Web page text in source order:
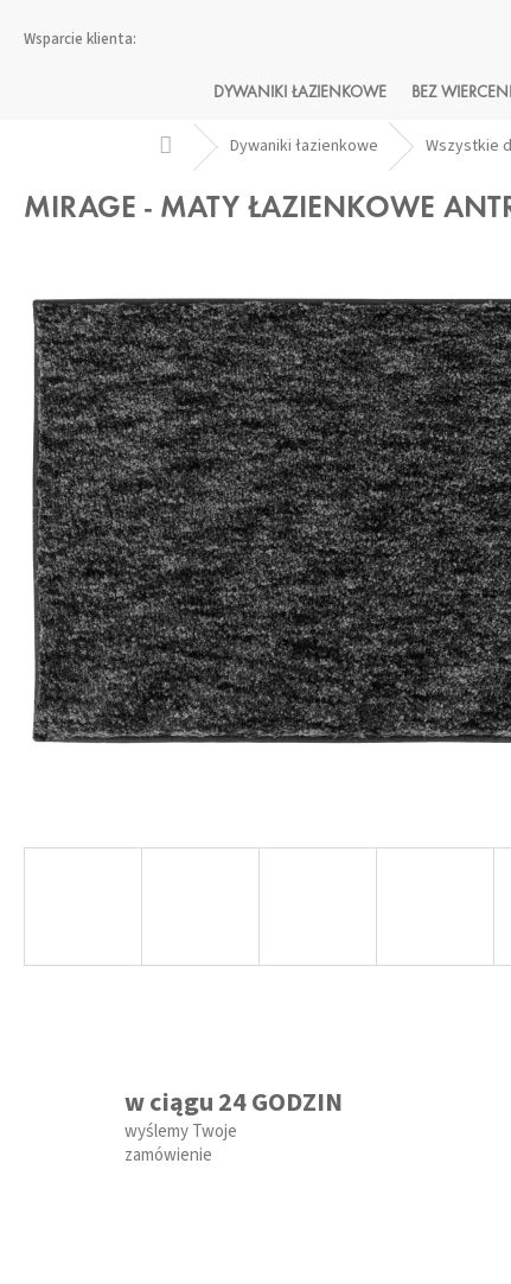
DYWANIKI ŁAZIENKOWE BEZ
Home Dywaniki łazienkowe Wszystkie
MIRAGE - MATY ŁAZIENKOWE
w ciągu 24 GODZIN
wyślemy Twoje
zamówienie